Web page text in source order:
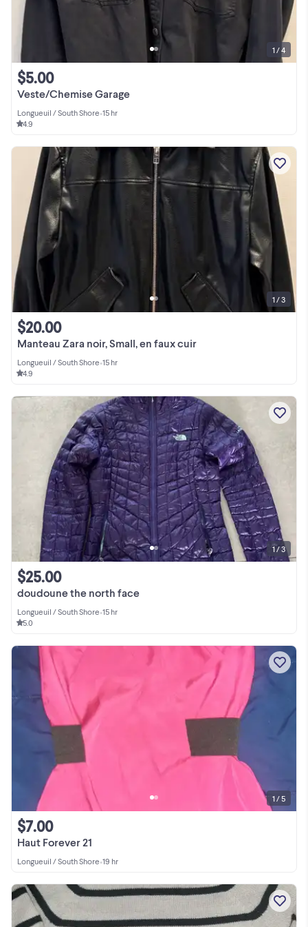
Veste/Chemise Garage
$5.00
Longueuil / South Shore•15 hr
4.9
1 / 4
Manteau Zara noir, Small, en faux cuir
$20.00
Longueuil / South Shore•15 hr
4.9
1 / 3
doudoune the north face
$25.00
Longueuil / South Shore•15 hr
5.0
1 / 3
Haut Forever 21
$7.00
Longueuil / South Shore•19 hr
1 / 5